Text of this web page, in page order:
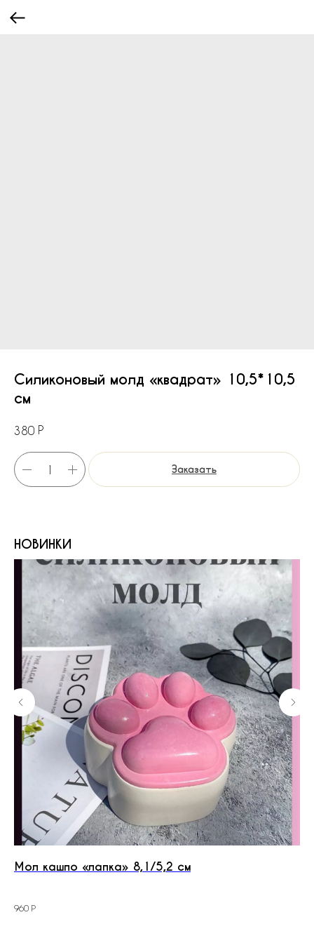
Силиконовый молд «квадрат» 10,5*10,5
см
380 Р
Заказать
НОВИНКИ
Мол кашпо «лапка» 8,1/5,2 см
960 Р